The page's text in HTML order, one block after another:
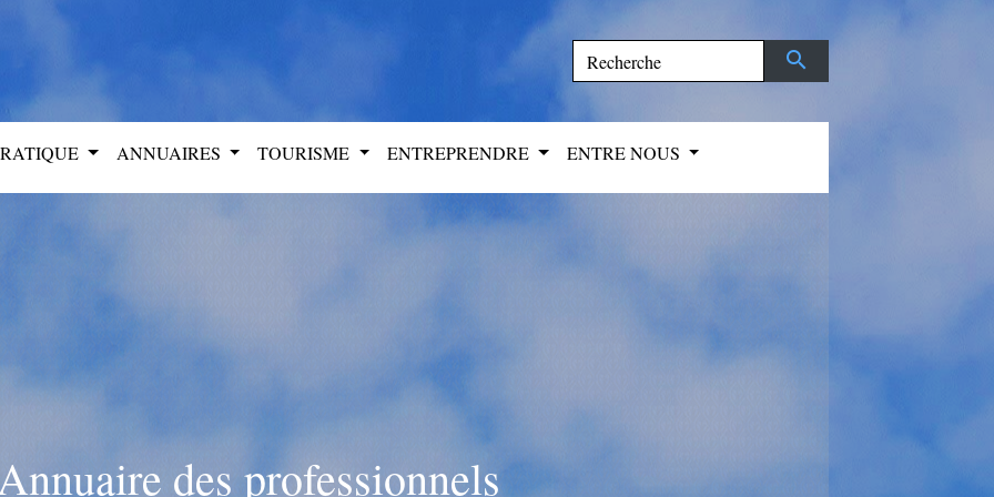
search
ANNUAIRES TOURISME ENTREPRENDRE ENTRE NOUS
des professionnels